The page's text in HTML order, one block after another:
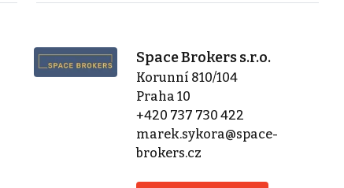
Space Brokers s.r.o.
Korunní 810/104
Praha 10
+420 737 730 422
marek.sykora@space-
brokers.cz